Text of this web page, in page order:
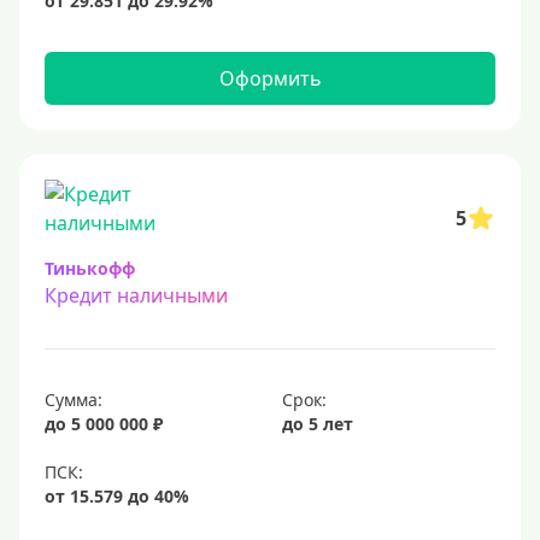
15 млн
20 млн
50 миллионов
Меньше 1 млн (руб)
15000 руб
18000 руб
20 тысяч
Оформить
5
Тинькофф
Кредит наличными
Сумма:
до 5 000 000 ₽
Срок:
до 5 лет